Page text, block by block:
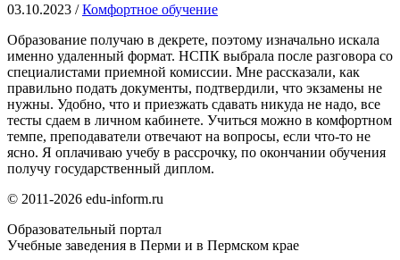
03.10.2023 /Комфортное обучение
Образование получаю в декрете, поэтому изначально искала
именно удаленный формат. НСПК выбрала после разговора со
специалистами приемной комиссии. Мне рассказали, как
правильно подать документы, подтвердили, что экзамены не
нужны. Удобно, что и приезжать сдавать никуда не надо, все
тесты сдаем в личном кабинете. Учиться можно в комфортном
темпе, преподаватели отвечают на вопросы, если что-то не
ясно. Я оплачиваю учебу в рассрочку, по окончании обучения
получу государственный диплом.
© 2011-2026 edu-inform.ru
Образовательный портал
Учебные заведения в Перми и в Пермском крае